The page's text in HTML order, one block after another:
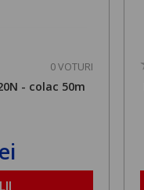
0 VOTURI
- colac 50m